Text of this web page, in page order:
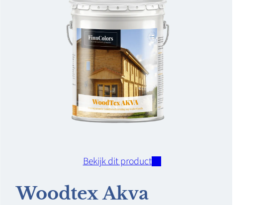
Bekijk dit product
Woodtex Akva